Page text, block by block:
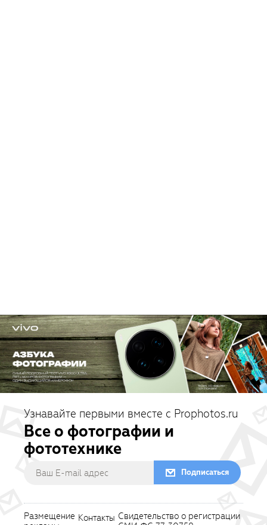
Узнавайте первыми вместе с Prophotos.ru
Все о фотографии и
фототехнике
Подписаться
Размещение Контакты Свидетельство о регистрации